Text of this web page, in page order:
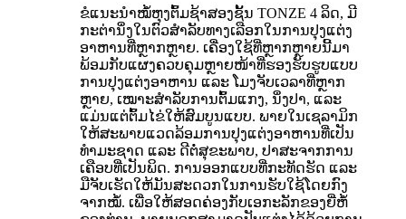
ຂໍແນະນຳໝໍ້ຫຸງຕົ້ມຊ້າສອງຊັ້ນ TONZE 4 ລິດ, ມີ
ກະຕ່ານຶ່ງໃນຕົວສຳລັບທາງເລືອກໃນການປຸງແຕ່ງ
ອາຫານທີ່ຫຼາກຫຼາຍ. ເຄື່ອງໃຊ້ທີ່ຫຼາກຫຼາຍນີ້ມາ
ພ້ອມກັບແຜງຄວບຄຸມຫຼາຍໜ້າທີ່ຮອງຮັບຮູບແບບ
ການປຸງແຕ່ງອາຫານ ແລະ ໂມງຈັບເວລາທີ່ຫຼາກ
ຫຼາຍ, ເໝາະສຳລັບການຕົ້ມແກງ, ນຶ່ງປາ, ແລະ
ແມ່ນແຕ່ຕົ້ມໄຂ່ໃຫ້ສົມບູນແບບ. ພາຍໃນເຊລາມິກ
ໃຫ້ສະພາບແວດລ້ອມການປຸງແຕ່ງອາຫານທີ່ເປັນ
ທຳມະຊາດ ແລະ ດີຕໍ່ສຸຂະພາບ, ປາສະຈາກການ
ເຄືອບທີ່ເປັນພິດ. ການອອກແບບທີ່ກະທັດຮັດ ແລະ
ມືຈັບເຮັດໃຫ້ມັນສະດວກໃນການຮັບໃຊ້ໂດຍກົງ
ຈາກໝໍ້. ເພື່ອໃຫ້ສອດຄ່ອງກັບເອກະລັກຂອງຍີ່ຫໍ້